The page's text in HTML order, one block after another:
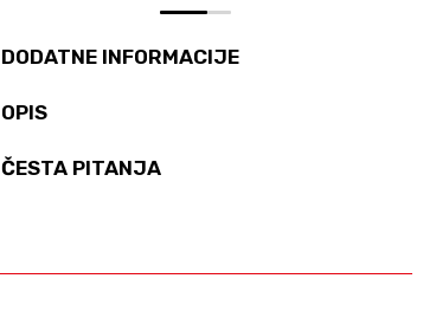
0 1
DODATNE INFORMACIJE
OPIS
ČESTA PITANJA